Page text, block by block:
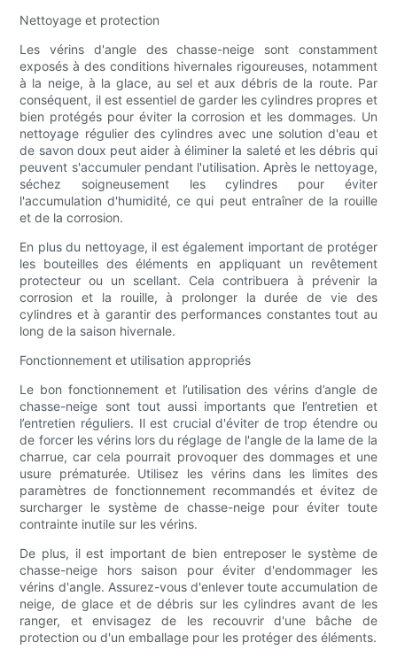
Nettoyage et protection
Les vérins d'angle des chasse-neige sont constamment
exposés à des conditions hivernales rigoureuses, notamment
à la neige, à la glace, au sel et aux débris de la route. Par
conséquent, il est essentiel de garder les cylindres propres et
bien protégés pour éviter la corrosion et les dommages. Un
nettoyage régulier des cylindres avec une solution d'eau et
de savon doux peut aider à éliminer la saleté et les débris qui
peuvent s'accumuler pendant l'utilisation. Après le nettoyage,
séchez soigneusement les cylindres pour éviter
l'accumulation d'humidité, ce qui peut entraîner de la rouille
et de la corrosion.
En plus du nettoyage, il est également important de protéger
les bouteilles des éléments en appliquant un revêtement
protecteur ou un scellant. Cela contribuera à prévenir la
corrosion et la rouille, à prolonger la durée de vie des
cylindres et à garantir des performances constantes tout au
long de la saison hivernale.
Fonctionnement et utilisation appropriés
Le bon fonctionnement et l’utilisation des vérins d’angle de
chasse-neige sont tout aussi importants que l’entretien et
l’entretien réguliers. Il est crucial d'éviter de trop étendre ou
de forcer les vérins lors du réglage de l'angle de la lame de la
charrue, car cela pourrait provoquer des dommages et une
usure prématurée. Utilisez les vérins dans les limites des
paramètres de fonctionnement recommandés et évitez de
surcharger le système de chasse-neige pour éviter toute
contrainte inutile sur les vérins.
De plus, il est important de bien entreposer le système de
chasse-neige hors saison pour éviter d'endommager les
vérins d'angle. Assurez-vous d'enlever toute accumulation de
neige, de glace et de débris sur les cylindres avant de les
ranger, et envisagez de les recouvrir d'une bâche de
protection ou d'un emballage pour les protéger des éléments.